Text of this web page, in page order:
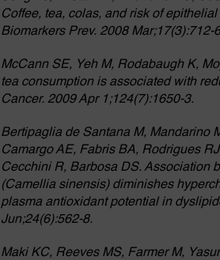
Coffee, tea, colas, and risk of
Biomarkers Prev. 2008 Mar;17(3):712-
McCann SE, Yeh M, Rodabaugh K,
tea consumption is associated with
Cancer. 2009 Apr 1;124(7):1650-3.
Bertipaglia de Santana M, Mandarino
Camargo AE, Fabris BA, Rodrigues
Cecchini R, Barbosa DS. Association
(Camellia sinensis) diminishes
plasma antioxidant potential in
Jun;24(6):562-8.
Maki KC, Reeves MS, Farmer M,